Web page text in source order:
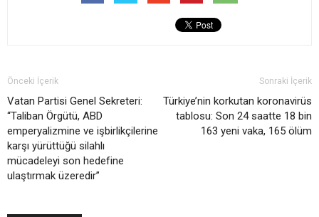
Önceki İçerik
Vatan Partisi Genel Sekreteri:
“Taliban Örgütü, ABD
emperyalizmine ve işbirlikçilerine
karşı yürüttüğü silahlı
mücadeleyi son hedefine
ulaştırmak üzeredir”
Sonraki İçerik
Türkiye’nin korkutan koronavirüs
tablosu: Son 24 saatte 18 bin
163 yeni vaka, 165 ölüm